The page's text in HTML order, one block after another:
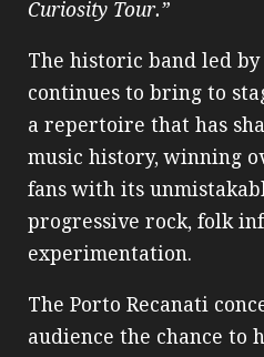
Curiosity Tour.”
The historic band led by
continues to bring to
a repertoire that has
music history, winning
fans with its
progressive rock, folk
experimentation.
The Porto Recanati
audience the chance to